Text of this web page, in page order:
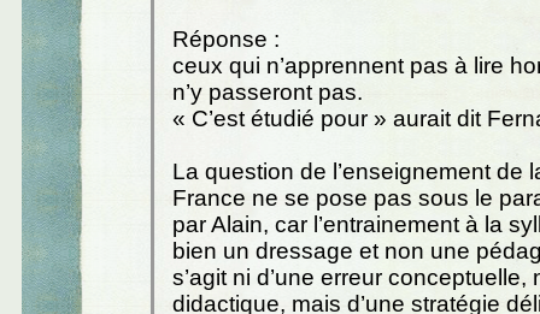
Réponse :
ceux qui n’apprennent pas à lire
n’y passeront pas.
« C’est étudié pour » aurait dit
La question de l’enseignement de
France ne se pose pas sous le
par Alain, car l’entrainement à la
bien un dressage et non une
s’agit ni d’une erreur conceptuelle,
didactique, mais d’une stratégie